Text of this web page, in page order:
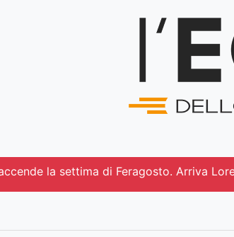
la settima di Feragosto. Arriva